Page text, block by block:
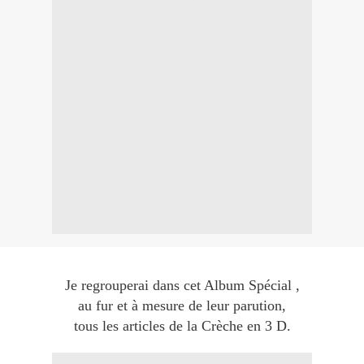
Je regrouperai dans cet Album Spécial ,
au fur et à mesure de leur parution,
tous les articles de la Crèche en 3 D.